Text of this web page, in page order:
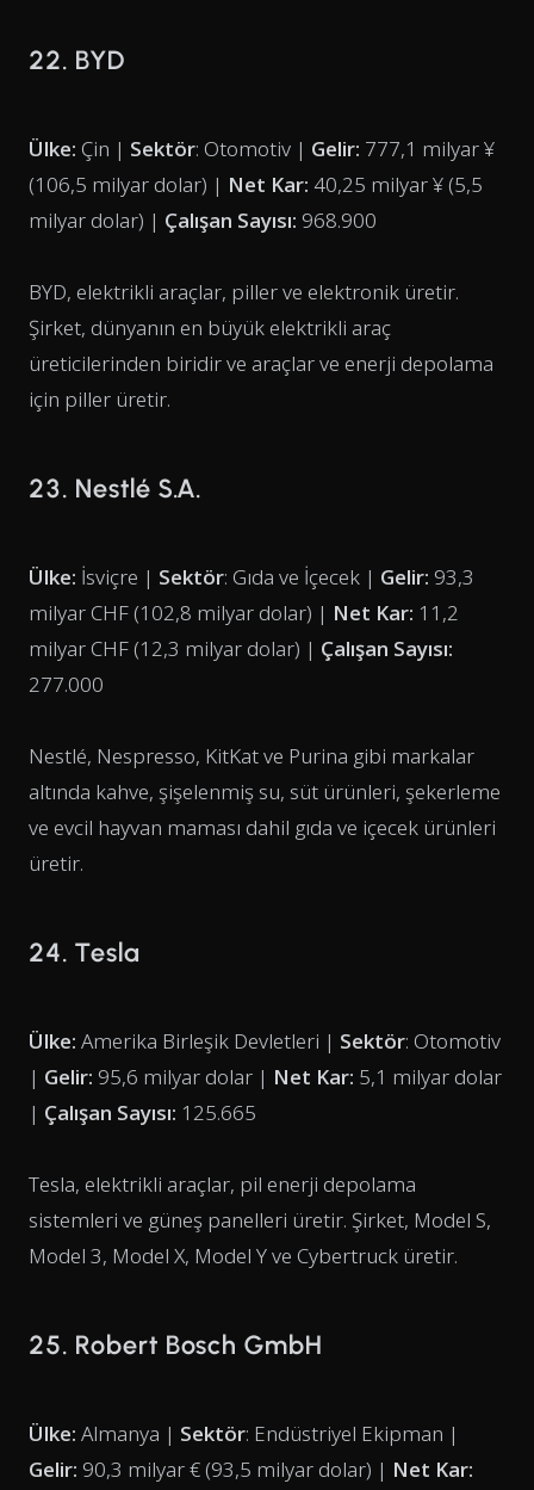
22. BYD
Ülke: Çin | Sektör: Otomotiv | Gelir: 777,1 milyar ¥
(106,5 milyar dolar) | Net Kar: 40,25 milyar ¥ (5,5
milyar dolar) | Çalışan Sayısı: 968.900
BYD, elektrikli araçlar, piller ve elektronik üretir.
Şirket, dünyanın en büyük elektrikli araç
üreticilerinden biridir ve araçlar ve enerji depolama
için piller üretir.
23. Nestlé S.A.
Ülke: İsviçre | Sektör: Gıda ve İçecek | Gelir: 93,3
milyar CHF (102,8 milyar dolar) | Net Kar: 11,2
milyar CHF (12,3 milyar dolar) | Çalışan Sayısı:
277.000
Nestlé, Nespresso, KitKat ve Purina gibi markalar
altında kahve, şişelenmiş su, süt ürünleri, şekerleme
ve evcil hayvan maması dahil gıda ve içecek ürünleri
üretir.
24. Tesla
Ülke: Amerika Birleşik Devletleri | Sektör: Otomotiv
| Gelir: 95,6 milyar dolar | Net Kar: 5,1 milyar dolar
| Çalışan Sayısı: 125.665
Tesla, elektrikli araçlar, pil enerji depolama
sistemleri ve güneş panelleri üretir. Şirket, Model S,
Model 3, Model X, Model Y ve Cybertruck üretir.
25. Robert Bosch GmbH
Ülke: Almanya | Sektör: Endüstriyel Ekipman |
Gelir: 90,3 milyar € (93,5 milyar dolar) | Net Kar: